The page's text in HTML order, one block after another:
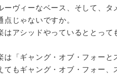
ヴィーなベース、そして、タ
じゃないですか。
アシッドやっているととって
「ギャング・オブ・フォーと
もギャング・オブ・フォー、